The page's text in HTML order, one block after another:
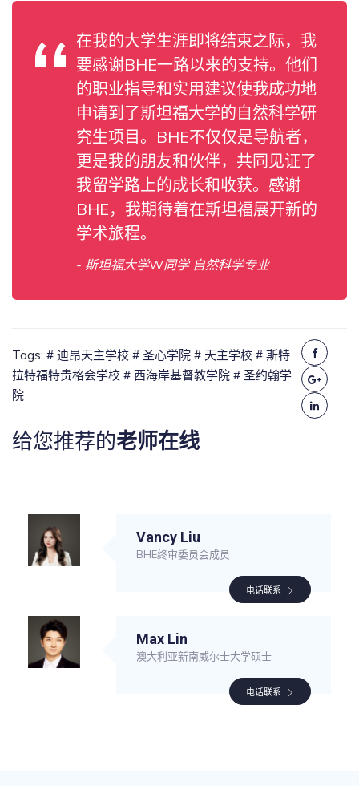
在我的大学生涯即将结束之际，我
要感谢BHE一路以来的支持。他们
的职业指导和实用建议使我成功地
申请到了斯坦福大学的自然科学研
究生项目。BHE不仅仅是导航者，
更是我的朋友和伙伴，共同见证了
我留学路上的成长和收获。感谢
BHE，我期待着在斯坦福展开新的
学术旅程。
- 斯坦福大学W同学 自然科学专业
Tags: # 迪昂天主学校 # 圣心学院 # 天主学校 # 斯特
拉特福特贵格会学校 # 西海岸基督教学院 # 圣约翰学
院
给您推荐的老师在线
Vancy Liu
BHE终审委员会成员
电话联系
Max Lin
澳大利亚新南威尔士大学硕士
电话联系